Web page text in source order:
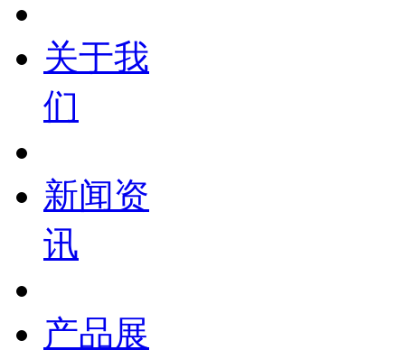
关于我
们
新闻资
讯
产品展